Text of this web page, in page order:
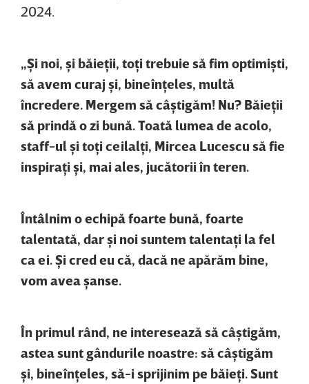
2024.
„Şi noi, şi băieţii, toţi trebuie să fim optimişti,
să avem curaj şi, bineînţeles, multă
încredere. Mergem să câştigăm! Nu? Băieţii
să prindă o zi bună. Toată lumea de acolo,
staff-ul şi toţi ceilalţi, Mircea Lucescu să fie
inspiraţi şi, mai ales, jucătorii în teren.
Întâlnim o echipă foarte bună, foarte
talentată, dar şi noi suntem talentaţi la fel
ca ei. Şi cred eu că, dacă ne apărăm bine,
vom avea şanse.
În primul rând, ne interesează să câştigăm,
astea sunt gândurile noastre: să câştigăm
şi, bineînţeles, să-i sprijinim pe băieţi. Sunt